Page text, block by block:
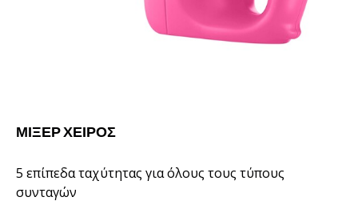
ΜΊΞΕΡ ΧΕΙΡΌΣ
5 επίπεδα ταχύτητας για όλους τους τύπους
συνταγών